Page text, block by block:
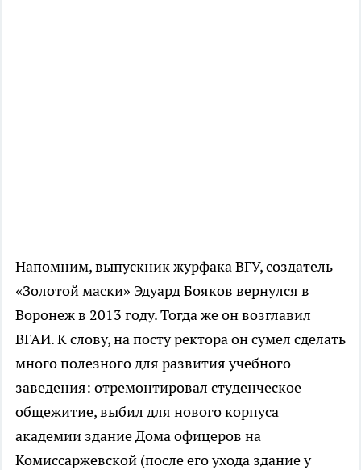
Напомним, выпускник журфака ВГУ, создатель
«Золотой маски» Эдуард Бояков вернулся в
Воронеж в 2013 году. Тогда же он возглавил
ВГАИ. К слову, на посту ректора он сумел сделать
много полезного для развития учебного
заведения: отремонтировал студенческое
общежитие, выбил для нового корпуса
академии здание Дома офицеров на
Комиссаржевской (после его ухода здание у